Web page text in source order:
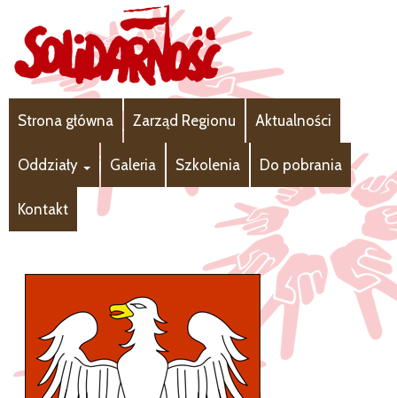
Strona główna Zarząd Regionu Aktualności
Oddziały Galeria Szkolenia Do pobrania
Kontakt